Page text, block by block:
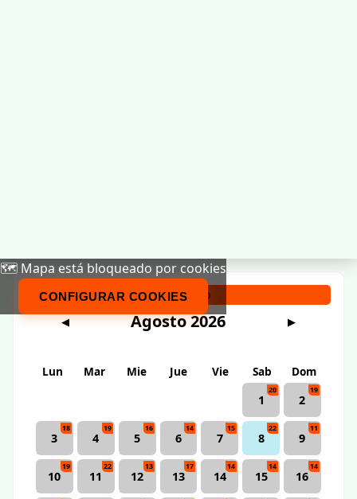
🗺️ Mapa está bloqueado por cookies
CONFIGURAR COOKIES
Calendario
◀ Agosto 2026 ▶
Lun Mar Mie Jue Vie Sab
Dom
1
20
2
19
3
18
4
19
5
16
6
14
7
15
8
22
9
11
10
19
11
22
12
13
13
17
14
14
15
14
16
14